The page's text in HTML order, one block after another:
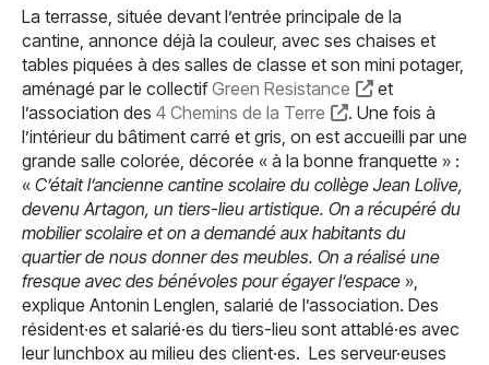
La terrasse, située devant l’entrée principale de la
cantine, annonce déjà la couleur, avec ses chaises et
tables piquées à des salles de classe et son mini potager,
aménagé par le collectifGreen Resistance
et
l’association des 4 Chemins de la Terre
. Une fois à
l’intérieur du bâtiment carré et gris, on est accueilli par une
grande salle colorée, décorée « à la bonne franquette » :
« C’était l’ancienne cantine scolaire du collège Jean Lolive,
devenu Artagon, un tiers-lieu artistique. On a récupéré du
mobilier scolaire et on a demandé aux habitants du
quartier de nous donner des meubles. On a réalisé une
fresque avec des bénévoles pour égayer l’espace »,
explique Antonin Lenglen, salarié de l’association. Des
résident·es et salarié·es du tiers-lieu sont attablé·es avec
leur lunchbox au milieu des client·es. Les serveur·euses